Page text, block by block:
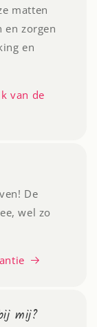
matten
en zorgen
en
van de
De
wel zo
mij?